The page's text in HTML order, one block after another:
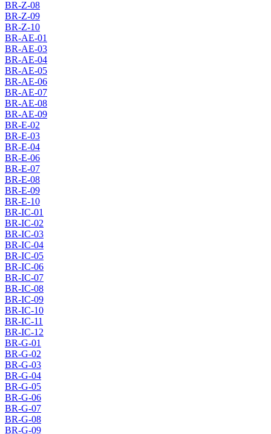
BR-Z-08
BR-Z-09
BR-Z-10
BR-AE-01
BR-AE-03
BR-AE-04
BR-AE-05
BR-AE-06
BR-AE-07
BR-AE-08
BR-AE-09
BR-E-02
BR-E-03
BR-E-04
BR-E-06
BR-E-07
BR-E-08
BR-E-09
BR-E-10
BR-IC-01
BR-IC-02
BR-IC-03
BR-IC-04
BR-IC-05
BR-IC-06
BR-IC-07
BR-IC-08
BR-IC-09
BR-IC-10
BR-IC-11
BR-IC-12
BR-G-01
BR-G-02
BR-G-03
BR-G-04
BR-G-05
BR-G-06
BR-G-07
BR-G-08
BR-G-09